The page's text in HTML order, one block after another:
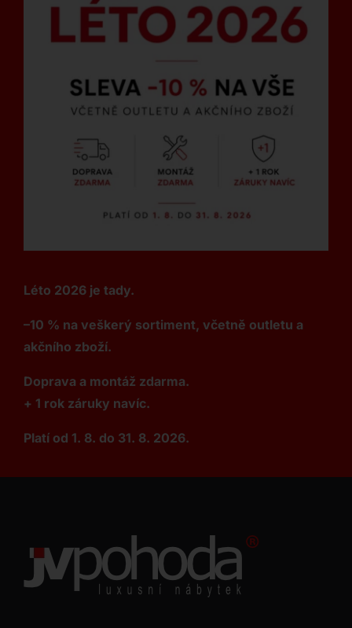
Léto 2026 je tady.
–10 % na veškerý sortiment, včetně outletu a
akčního zboží.
Doprava a montáž zdarma.
+ 1 rok záruky navíc.
Platí od 1. 8. do 31. 8. 2026.